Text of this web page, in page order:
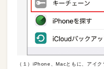
（１）iPhone、Macともに、アイ